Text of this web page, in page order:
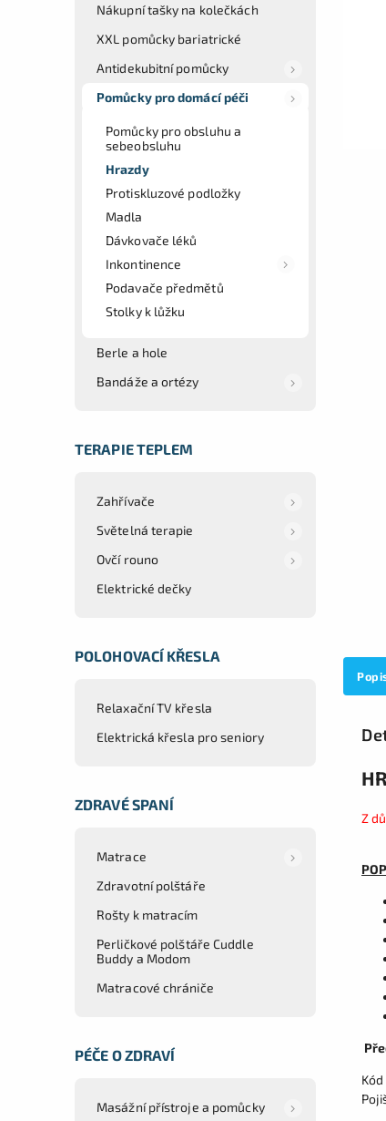
Nákupní tašky na kolečkách
XXL pomůcky bariatrické
Antidekubitní pomůcky
Pomůcky pro domácí péči
Pomůcky pro obsluhu a
sebeobsluhu
Hrazdy
Protiskluzové podložky
Madla
Dávkovače léků
Inkontinence
Podavače předmětů
Stolky k lůžku
Berle a hole
Bandáže a ortézy
TERAPIE TEPLEM
Zahřívače
Světelná terapie
Ovčí rouno
Elektrické dečky
POLOHOVACÍ KŘESLA
Relaxační TV křesla
Elektrická křesla pro seniory
ZDRAVÉ SPANÍ
Matrace
Zdravotní polštáře
Rošty k matracím
Perličkové polštáře Cuddle
Buddy a Modom
Matracové chrániče
PÉČE O ZDRAVÍ
Masážní přístroje a pomůcky
Z